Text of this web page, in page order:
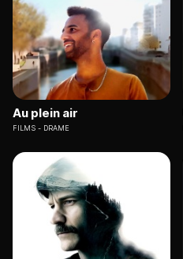
Au plein air
FILMS DRAME